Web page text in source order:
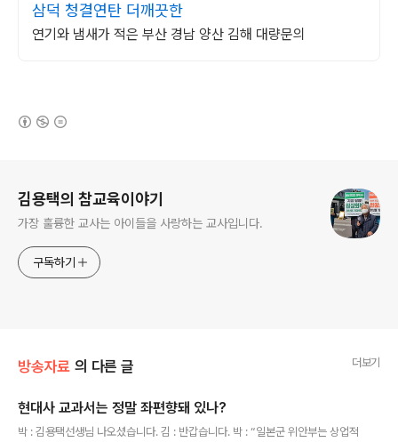
삼덕 청결연탄 더깨끗한
연기와 냄새가 적은 부산 경남 양산 김해 대량문의
김용택의 참교육이야기
가장 훌륭한 교사는 아이들을 사랑하는 교사입니다.
구독하기
방송자료 의 다른 글 더보기
현대사 교과서는 정말 좌편향돼 있나?
박 : 김용택선생님 나오셨습니다. 김 : 반갑습니다. 박 : “일본군 위안부는 상업적